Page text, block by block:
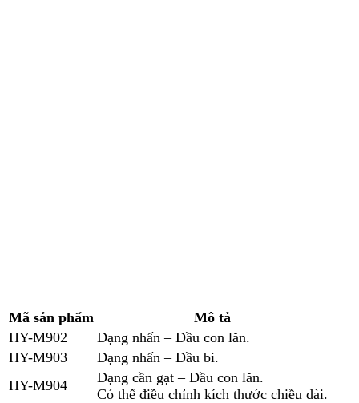
Mã sản phẩm
Mô tả
HY-M902
Dạng nhấn – Đầu con lăn.
HY-M903
Dạng nhấn – Đầu bi.
HY-M904
Dạng cần gạt – Đầu con lăn.
Có thể điều chỉnh kích thước chiều dài.